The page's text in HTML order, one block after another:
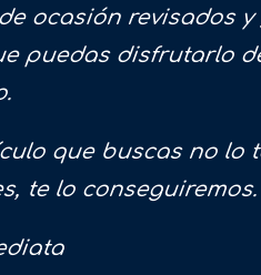
ocasión revisados
puedas disfrutarlo
que buscas no lo
te lo conseguiremos.